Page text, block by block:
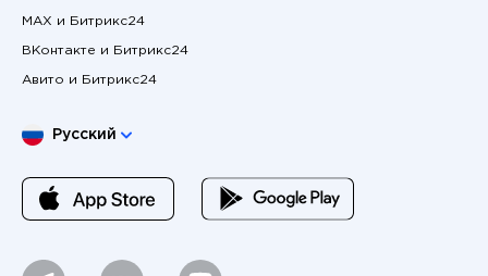
MAX и Битрикс24
ВКонтакте и Битрикс24
Авито и Битрикс24
Выберите язык
Русский